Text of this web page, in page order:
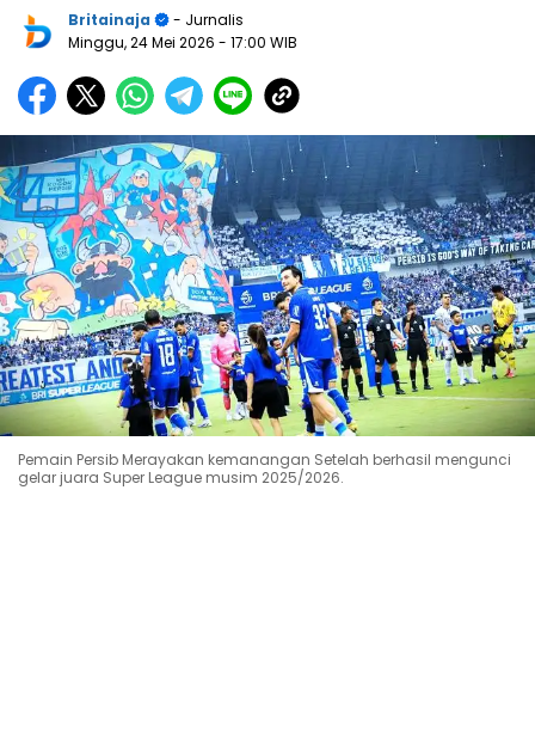
Britainaja
- Jurnalis
Minggu, 24 Mei 2026 - 17:00 WIB
Pemain Persib Merayakan kemanangan Setelah berhasil mengunci
gelar juara Super League musim 2025/2026.